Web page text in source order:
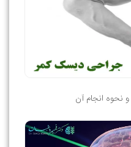
نحوه انجام آن